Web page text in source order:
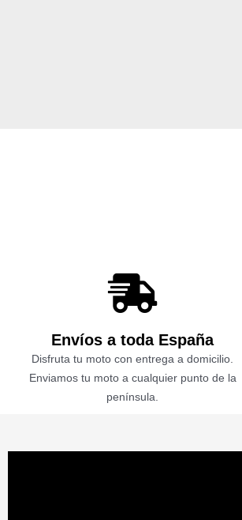
Envíos a toda España
Disfruta tu moto con entrega a domicilio.
Enviamos tu moto a cualquier punto de la
península.